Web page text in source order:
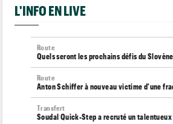
L'INFO EN LIVE
Route
Quels seront les prochains défis du
Route
Anton Schiffer à nouveau victime d'une
Transfert
Soudal Quick-Step a recruté un